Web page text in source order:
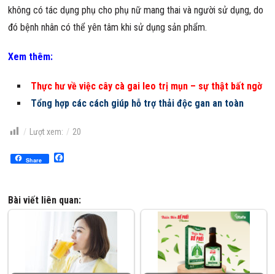
không có tác dụng phụ cho phụ nữ mang thai và người sử dụng, do
đó bệnh nhân có thể yên tâm khi sử dụng sản phẩm.
Xem thêm:
Thực hư về việc cây cà gai leo trị mụn – sự thật bất ngờ
Tổng hợp các cách giúp hỗ trợ thải độc gan an toàn
Lượt xem: 20
Share
Bài viết liên quan: